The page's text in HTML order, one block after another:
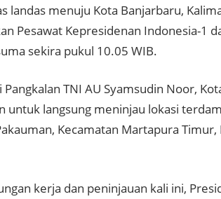
landas menuju Kota Banjarbaru,
Pesawat Kepresidenan Indonesia-1
sekira pukul 10.05 WIB.
Pangkalan TNI AU Syamsudin Noor,
untuk langsung meninjau lokasi
Kecamatan Martapura
kerja dan peninjauan kali ini,